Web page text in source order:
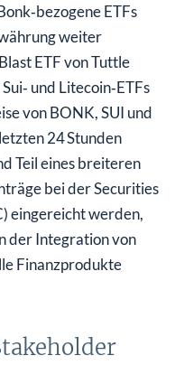
ETFs
weiter
ETF von Tuttle
und Litecoin‑ETFs
von BONK, SUI und
24 Stunden
Teil eines breiteren
bei der Securities
eingereicht werden,
der Integration von
Finanzprodukte